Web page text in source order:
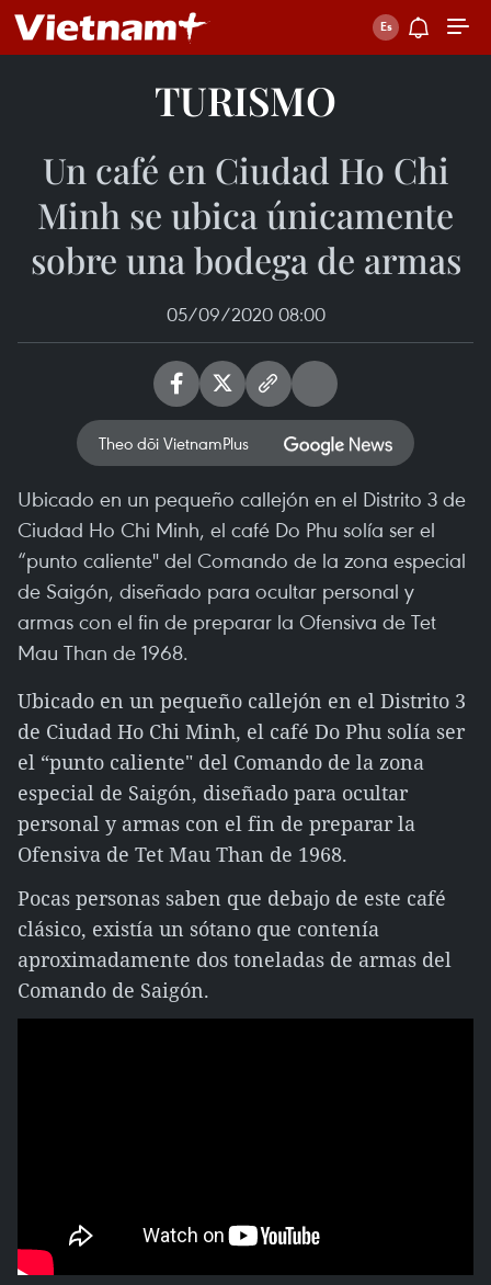
TURISMO
Un café en Ciudad Ho Chi
Minh se ubica únicamente
sobre una bodega de armas
05/09/2020 08:00
Theo dõi VietnamPlus
Ubicado en un pequeño callejón en el Distrito 3 de
Ciudad Ho Chi Minh, el café Do Phu solía ser el
“punto caliente" del Comando de la zona especial
de Saigón, diseñado para ocultar personal y
armas con el fin de preparar la Ofensiva de Tet
Mau Than de 1968.
Ubicado en un pequeño callejón en el Distrito 3
de Ciudad Ho Chi Minh, el café Do Phu solía ser
el “punto caliente" del Comando de la zona
especial de Saigón, diseñado para ocultar
personal y armas con el fin de preparar la
Ofensiva de Tet Mau Than de 1968.
Pocas personas saben que debajo de este café
clásico, existía un sótano que contenía
aproximadamente dos toneladas de armas del
Comando de Saigón.